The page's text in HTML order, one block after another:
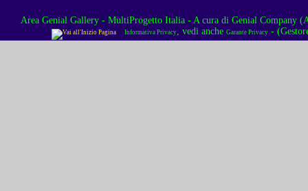
Area Genial Gallery - MultiProgetto Italia- A cura di Genial Company
Informativa Privacy, vedi anche Garante Privacy -